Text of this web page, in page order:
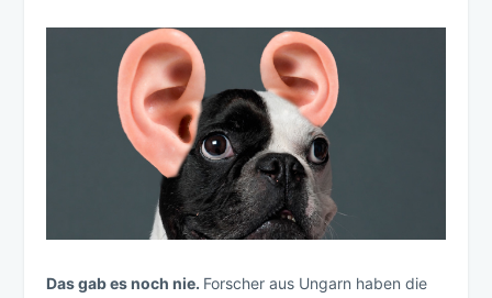
Das gab es noch nie. Forscher aus Ungarn haben die